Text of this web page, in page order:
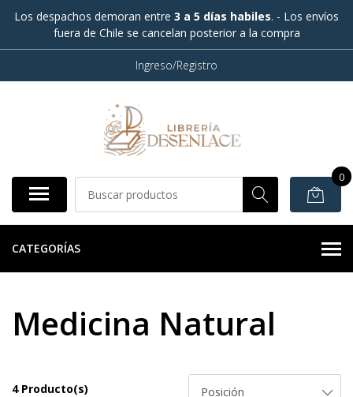
Los despachos demoran entre 3 a 5 días habiles. - Los envíos
fuera de Chile se cancelan posterior a la compra
Ingreso/Registro
0
CATEGORÍAS
Medicina Natural
4 Producto(s)